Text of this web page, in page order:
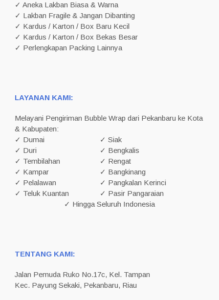
✓ Aneka Lakban Biasa & Warna
✓ Lakban Fragile & Jangan Dibanting
✓ Kardus / Karton / Box Baru Kecil
✓ Kardus / Karton / Box Bekas Besar
✓ Perlengkapan Packing Lainnya
LAYANAN KAMI:
Melayani Pengiriman Bubble Wrap dari Pekanbaru ke Kota
& Kabupaten:
✓ Dumai
✓ Siak
✓ Duri
✓ Bengkalis
✓ Tembilahan
✓ Rengat
✓ Kampar
✓ Bangkinang
✓ Pelalawan
✓ Pangkalan Kerinci
✓ Teluk Kuantan
✓ Pasir Pangaraian
✓ Hingga Seluruh Indonesia
TENTANG KAMI:
Jalan Pemuda Ruko No.17c, Kel. Tampan
Kec. Payung Sekaki, Pekanbaru, Riau